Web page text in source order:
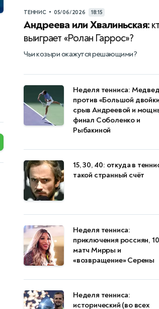
ТЕННИС • 05/06/2026 18:15
Андреева или Хвалиньская:
выиграет «Ролан Гаррос»?
Чьи козыри окажутся решающими?
Неделя тенниса:
против «Большой
срыв Андреевой и
финал Соболенко и
Рыбакиной
15, 30, 40: откуда в
такой странный счёт
Неделя тенниса:
приключения россиян,
матч Мирры и
«возвращение» Серены
Неделя тенниса:
исторический (во всех